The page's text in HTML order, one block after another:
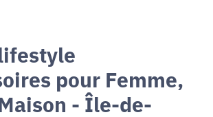
pour Femme,
- Île-de-